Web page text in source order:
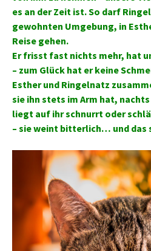
es an der Zeit ist. So darf
gewohnten Umgebung, in
Reise gehen.
Er frisst fast nichts mehr, hat
– zum Glück hat er keine
Esther und Ringelnatz
sie ihn stets im Arm hat,
liegt auf ihr schnurrt oder
– sie weint bitterlich… und das